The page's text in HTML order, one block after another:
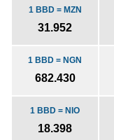
1 BBD = MZN
31.952
1 BBD = NGN
682.430
1 BBD = NIO
18.398